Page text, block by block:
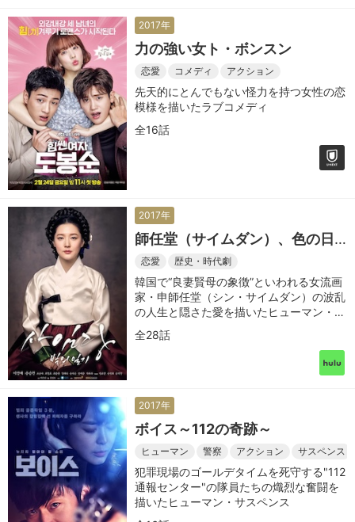
2017年
力の強い女ト・ボンスン
恋愛 コメディ アクション
先天的にとんでもない怪力を持つ女性の恋
模様を描いたラブコメディ
全16話
2017年
師任堂（サイムダン）、色の日
記
恋愛 歴史・時代劇
韓国で“良妻賢母の象徴”といわれる女流画
家・申師任堂（シン・サイムダン）の波乱
の人生と隠さた愛を描いたヒューマン・ロ
マンス時代劇
全28話
2017年
ボイス～112の奇跡～
ヒューマン 警察 アクション サスペンス
犯罪現場のゴールデタイムを死守する"112
通報センター"の隊員たちの熾烈な奮闘を
描いたヒューマン・サスペンス